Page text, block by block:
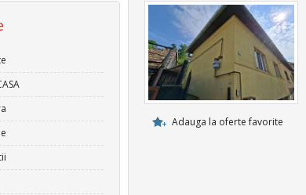
Adauga la oferte favorite